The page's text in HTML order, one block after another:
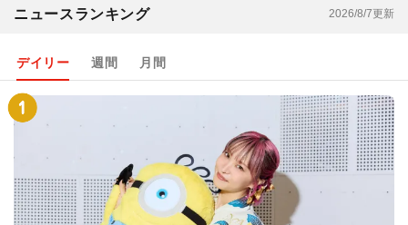
ニュースランキング 2026/8/7更新
デイリー 週間 月間